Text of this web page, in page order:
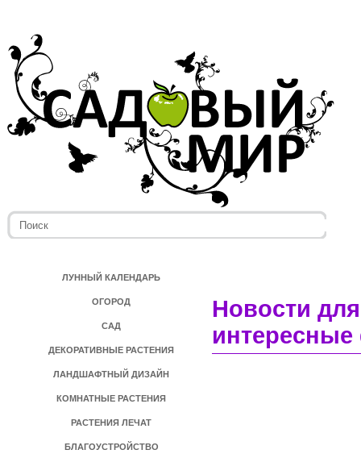
ЛУННЫЙ КАЛЕНДАРЬ
ОГОРОД
САД
ДЕКОРАТИВНЫЕ РАСТЕНИЯ
ЛАНДШАФТНЫЙ ДИЗАЙН
КОМНАТНЫЕ РАСТЕНИЯ
РАСТЕНИЯ ЛЕЧАТ
БЛАГОУСТРОЙСТВО
Новости